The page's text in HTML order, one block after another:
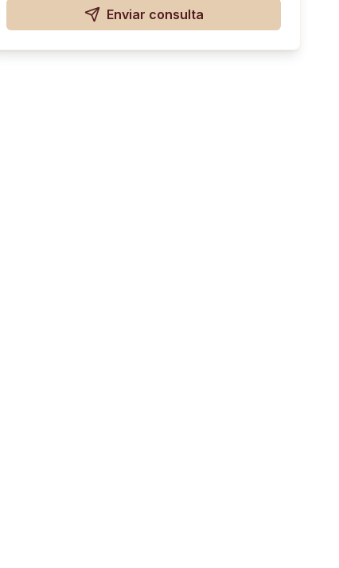
Enviar consulta